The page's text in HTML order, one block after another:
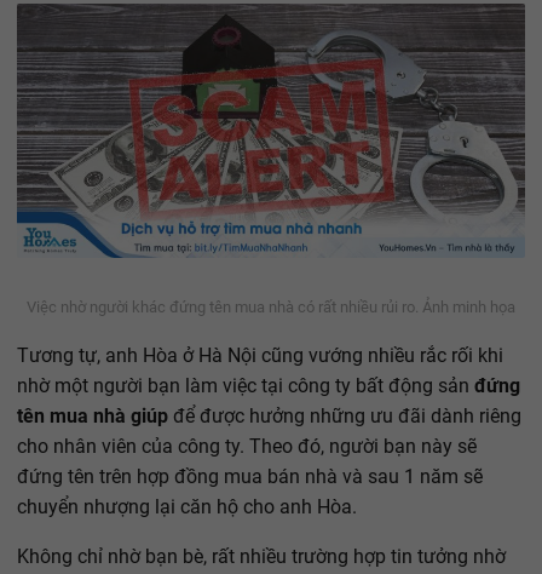
Việc nhờ người khác đứng tên mua nhà có rất nhiều rủi ro. Ảnh minh họa
Tương tự, anh Hòa ở Hà Nội cũng vướng nhiều rắc rối khi
nhờ một người bạn làm việc tại công ty bất động sản đứng
tên mua nhà giúp để được hưởng những ưu đãi dành riêng
cho nhân viên của công ty. Theo đó, người bạn này sẽ
đứng tên trên hợp đồng mua bán nhà và sau 1 năm sẽ
chuyển nhượng lại căn hộ cho anh Hòa.
Không chỉ nhờ bạn bè, rất nhiều trường hợp tin tưởng nhờ